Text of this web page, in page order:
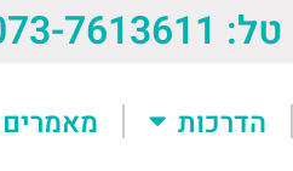
טל: 073-7613611
הדרכות מאמרים